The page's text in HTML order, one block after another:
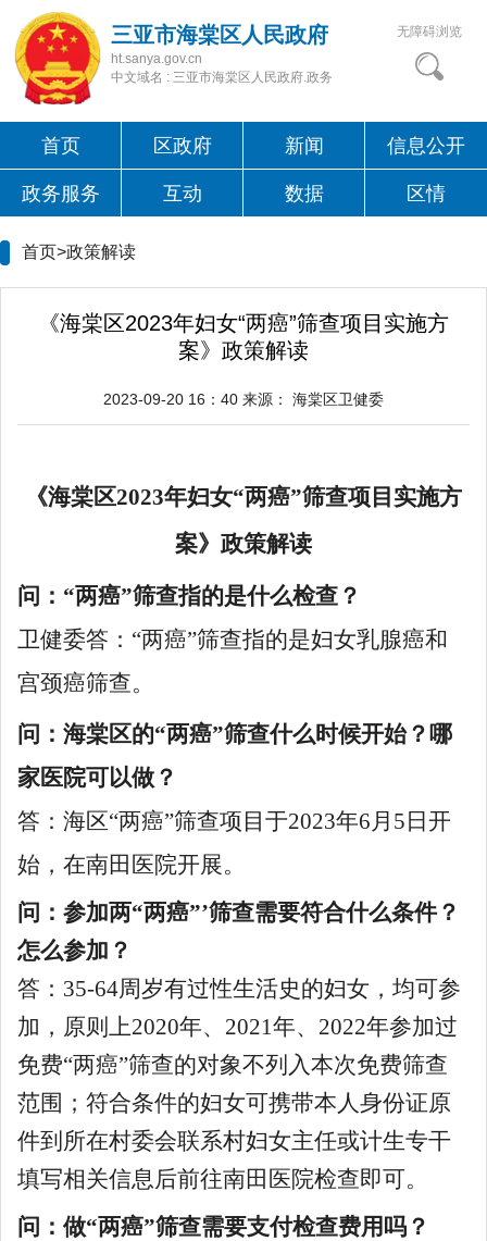
三亚市海棠区人民政府
ht.sanya.gov.cn
中文域名 : 三亚市海棠区人民政府.政务
无障碍浏览
首页 区政府 新闻 信息公开
政务服务 互动 数据 区情
首页>政策解读
《海棠区2023年妇女“两癌”筛查项目实施方
案》政策解读
2023-09-20 16：40 来源： 海棠区卫健委
《海棠区2023年妇女“两癌”筛查项目实施方
案》 政策解读
问： “两癌”筛查指的是什么检查？
卫健委答：“两癌”筛查指的是妇女乳腺癌和
宫颈癌筛查。
问：海棠区的“两癌”筛查什么时候开始？哪
家医院可以做？
答：海区“两癌”筛查项目于2023年6月5日开
始，在南田医院开展。
问：参加两“两癌”’筛查需要符合什么条件？
怎么参加？
答：35-64周岁有过性生活史的妇女，均可参
加，原则上2020年、2021年、2022年参加过
免费“两癌”筛查的对象不列入本次免费筛查
范围；符合条件的妇女可携带本人身份证原
件到所在村委会联系村妇女主任或计生专干
填写相关信息后前往南田医院检查即可。
问：做“两癌”筛查需要支付检查费用吗？